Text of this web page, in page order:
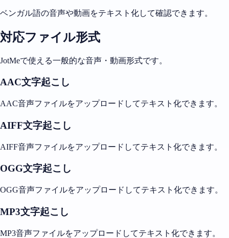
ベンガル語の音声や動画をテキスト化して確認できます。
対応ファイル形式
JotMeで使える一般的な音声・動画形式です。
AAC文字起こし
AAC音声ファイルをアップロードしてテキスト化できます。
AIFF文字起こし
AIFF音声ファイルをアップロードしてテキスト化できます。
OGG文字起こし
OGG音声ファイルをアップロードしてテキスト化できます。
MP3文字起こし
MP3音声ファイルをアップロードしてテキスト化できます。